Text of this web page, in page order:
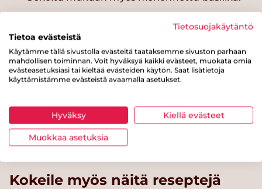
auringonkukansiemeniä.
Muunnos
Saat pastasta gluteenittoman käyttämällä
täysjyväspagetin sijasta gluteenitonta pastaa
Kokeile myös näitä reseptejä
Tietosuojakäytäntö
Tietoa evästeistä
Käytämme tällä sivustolla evästeitä taataksemme sivuston parhaan
mahdollisen toiminnan. Voit hyväksyä kaikki evästeet, muokata omia
evästeasetuksiasi tai kieltää evästeiden käytön. Saat lisätietoja
käyttämistämme evästeistä avaamalla asetukset.
Hyväksy Kiellä evästeet
Muokkaa asetuksia